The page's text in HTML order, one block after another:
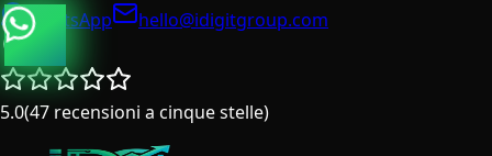
WhatsApp
hello@idigitgroup.com
5.0(47 recensioni a cinque stelle)